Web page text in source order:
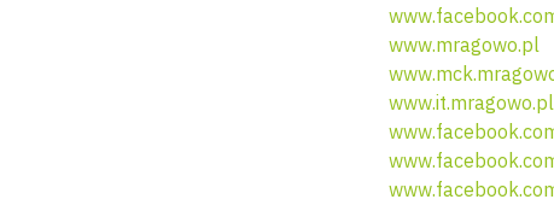
www.mragowo.pl
www.it.mragowo.pl